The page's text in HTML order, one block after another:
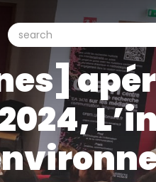
Search
search